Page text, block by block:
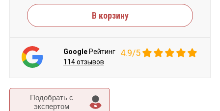
Подобрать c
экспертом
В корзину
Google Рейтинг 4.9/5
114 отзывов